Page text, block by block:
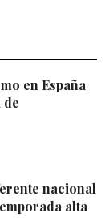
en España
de
nacional
alta